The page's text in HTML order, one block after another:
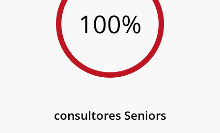
100%
consultores Seniors